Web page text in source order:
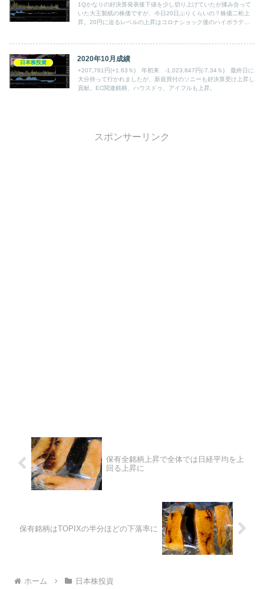
1Qかなりの好決算発表後下値を少し切り上げていたが揉み合って
いた大王製紙の株価ですが、今日20日ぶりくらいの？株価二桁上
昇。20円に迫るレベルの上昇はコロナショック後のハイボラティ
日本株投資 2020年10月成績
+207,781円(+1.63％) 年初来 -1,023,847円(-7.34％) 最終日に
大分持って行かれましたが、新規買付のソニーも好決算受け上昇し
貢献。EC関連銘柄、ハウスドゥ、アイフルも上昇。
スポンサーリンク
保有全銘柄上昇で全体では日経平均を上
回る上昇に
保有銘柄はTOPIXの半分ほどの下落率に
ホーム 日本株投資